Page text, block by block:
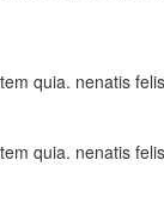
quia. nenatis
quia. nenatis